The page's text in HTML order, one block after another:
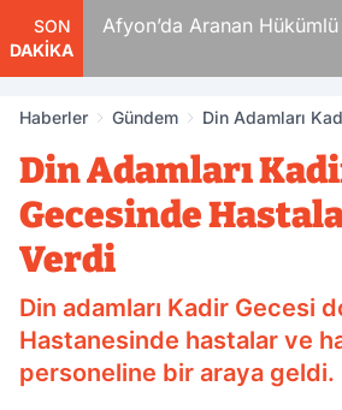
SON
DAKİKA
Afyon’da Aranan
Haberler Gündem
Din Adamları
Din Adamları
Gecesinde
Verdi
Din adamları Kadir Gecesi
Hastanesinde hastalar ve
personeline bir araya geldi.